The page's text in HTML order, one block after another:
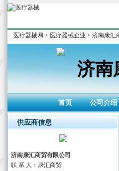
医疗器械网 > 医疗器械企业 > 济南康汇
济南
首页 公司介绍
供应商信息
济南康汇商贸有限公司
联 系 人：康汇商贸